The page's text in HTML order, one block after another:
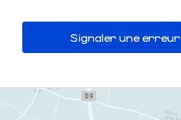
Signaler une erreur